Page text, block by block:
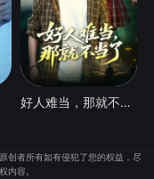
好人难当，那就不当了
创者所有如有侵犯了您的权益，尽
内容。